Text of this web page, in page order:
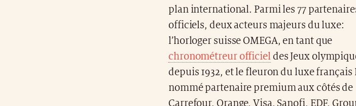
plan international. Parmi les 77
officiels, deux acteurs majeurs du luxe:
l’horloger suisse OMEGA, en tant que
chronométreur officieldes Jeux
depuis 1932, et le fleuron du luxe français
nommé partenaire premium aux côtés de
Carrefour, Orange, Visa, Sanofi, EDF,